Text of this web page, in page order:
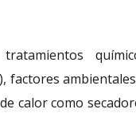
factores
calor como